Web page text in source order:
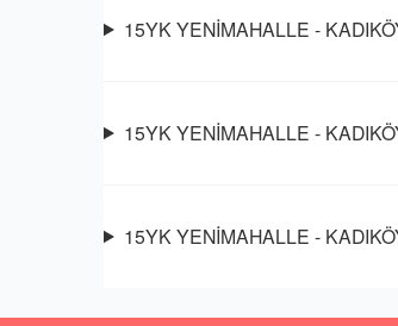
15YK YENİMAHALLE -
15YK YENİMAHALLE -
15YK YENİMAHALLE -